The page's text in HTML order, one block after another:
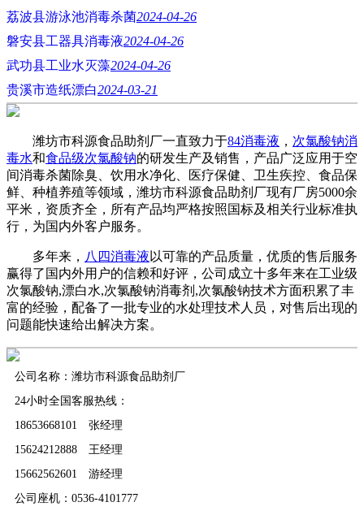
荔波县游泳池消毒杀菌2024-04-26
磐安县工器具消毒液2024-04-26
武功县工业水灭藻2024-04-26
贵溪市造纸漂白2024-03-21
潍坊市科源食品助剂厂一直致力于84消毒液 ， 次氯酸钠消
毒水和食品级次氯酸钠的研发生产及销售，产品广泛应用于空
间消毒杀菌除臭、饮用水净化、医疗保健、卫生疾控、食品保
鲜、种植养殖等领域，潍坊市科源食品助剂厂现有厂房5000余
平米，资质齐全，所有产品均严格按照国标及相关行业标准执
行，为国内外客户服务。
多年来， 八四消毒液 以可靠的产品质量，优质的售后服务
赢得了国内外用户的信赖和好评，公司成立十多年来在工业级
次氯酸钠,漂白水,次氯酸钠消毒剂,次氯酸钠技术方面积累了丰
富的经验，配备了一批专业的水处理技术人员，对售后出现的
问题能快速给出解决方案。
公司名称：潍坊市科源食品助剂厂
24小时全国客服热线：
18653668101 张经理
15624212888 王经理
15662562601 游经理
公司座机：0536-4101777